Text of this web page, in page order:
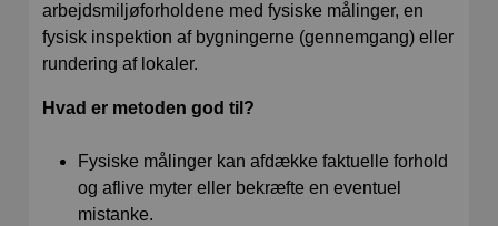
arbejdsmiljøforholdene med fysiske målinger, en
fysisk inspektion af bygningerne (gennemgang) eller
rundering af lokaler.
Hvad er metoden god til?
Fysiske målinger kan afdække faktuelle forhold
og aflive myter eller bekræfte en eventuel
mistanke.